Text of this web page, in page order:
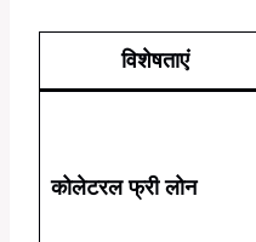
विशेषताएं
कोलेटरल फ्री लोन